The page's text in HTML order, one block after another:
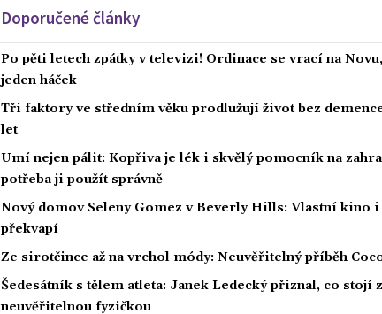
Doporučené články
Po pěti letech zpátky v televizi! Ordinace se vrací na
jeden háček
Tři faktory ve středním věku prodlužují život bez
let
Umí nejen pálit: Kopřiva je lék i skvělý pomocník na
potřeba ji použít správně
Nový domov Seleny Gomez v Beverly Hills: Vlastní kino
překvapí
Ze sirotčince až na vrchol módy: Neuvěřitelný příběh
Šedesátník s tělem atleta: Janek Ledecký přiznal, co stojí
neuvěřitelnou fyzičkou